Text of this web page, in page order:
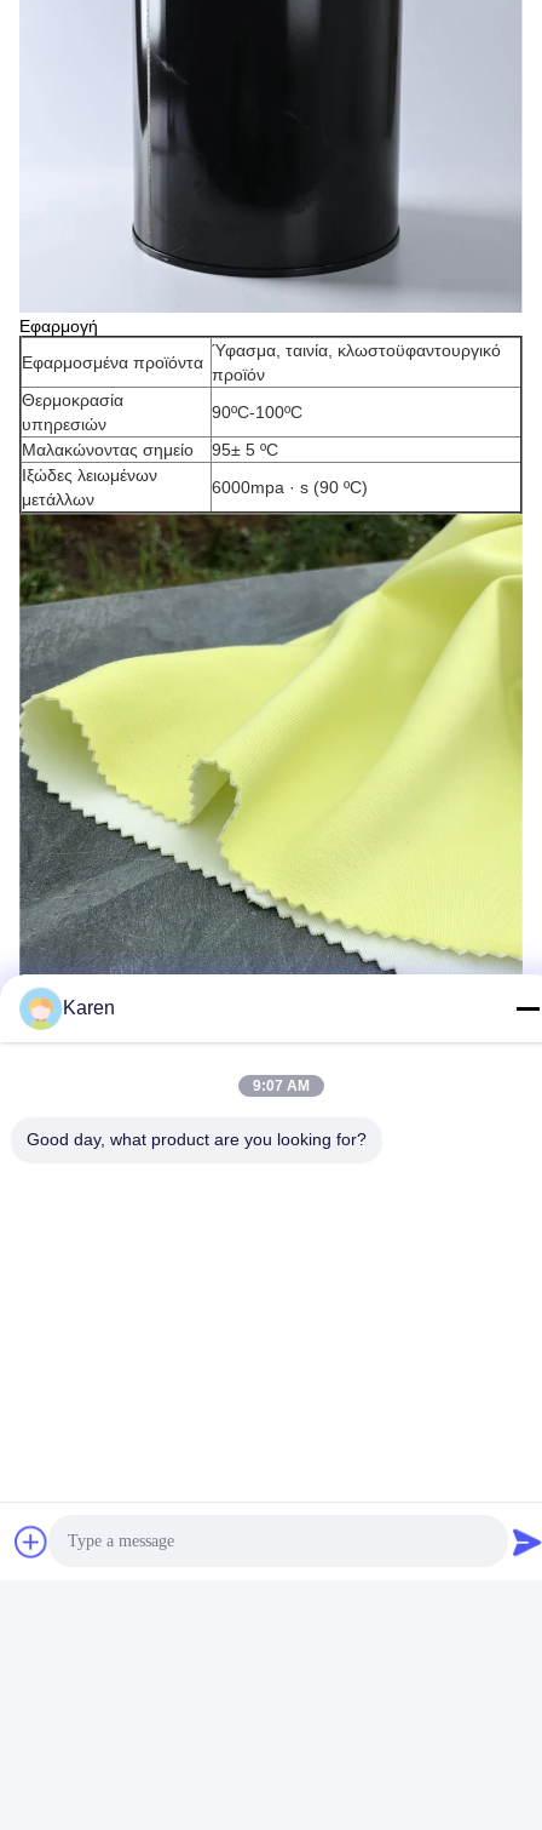
Εφαρμογή
Εφαρμοσμένα προϊόντα
Ύφασμα, ταινία, κλωστοϋφαντουργικό
προϊόν
Θερμοκρασία
υπηρεσιών
90ºC-100ºC
Μαλακώνοντας σημείο
95± 5 ºC
Ιξώδες λειωμένων
μετάλλων
6000mpa · s (90 ºC)
Karen
9:07 AM
Good day, what product are you looking for?